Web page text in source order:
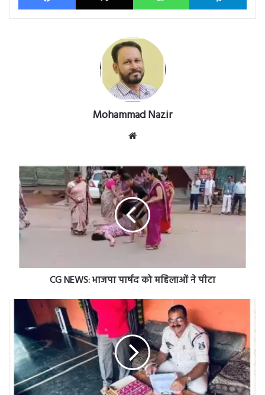
Website
पीटा
CG NEWS: भाजपा पार्षद को महिलाओं ने पीटा
Raipur
फटाका
बना
गिरफ्तार
Raipur में फटाका बम जब्त, घर में बना रहा युवक गिरफ्तार
Recent News